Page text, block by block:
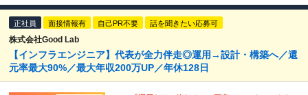
正社員 面接情報有 自己PR不要 話を聞きたい応募可
株式会社Good Lab
【インフラエンジニア】代表が全力伴走◎運用→設計・構築へ／還
元率最大90%／最大年収200万UP／年休128日